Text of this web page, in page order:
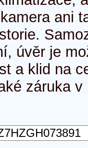
ani
úvěr je
a klid na
záruka